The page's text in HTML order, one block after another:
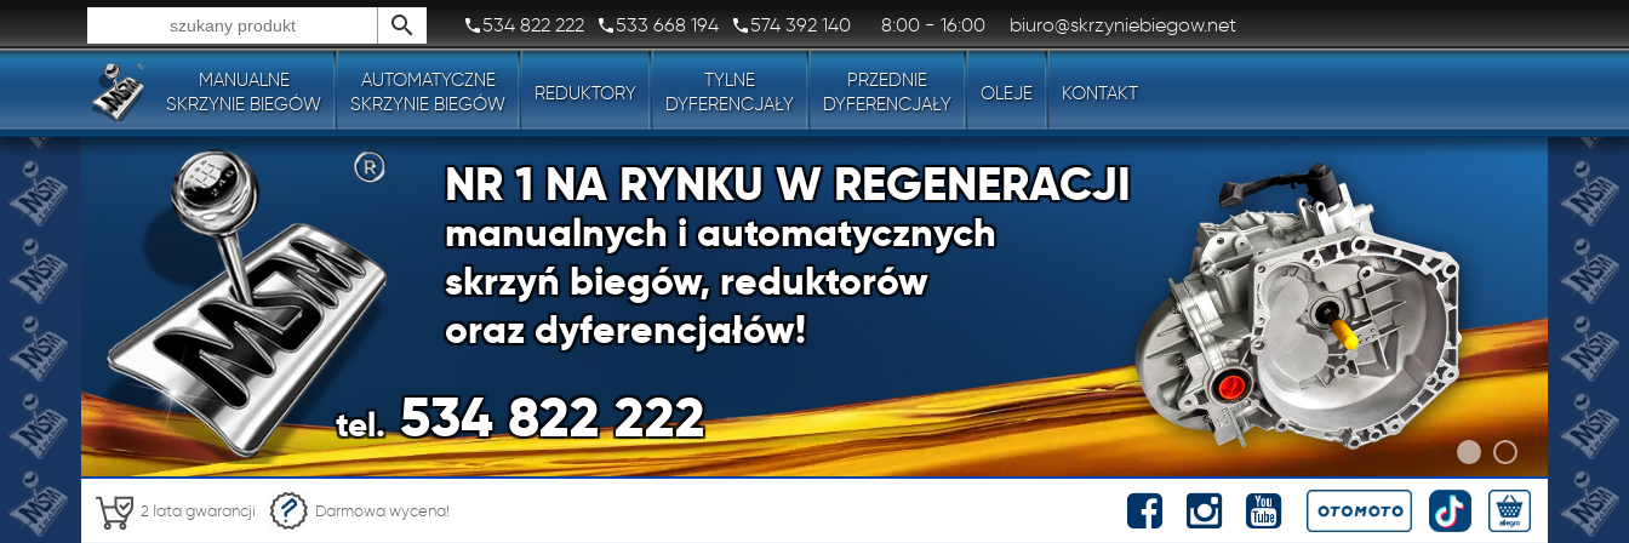
Wszystkie typy produktów!
534 822 222 533 668 194 574 392 140 8:00 - 16:00 biuro@skrzyniebiegow.net
MANUALNE
SKRZYNIE BIEGÓW
AUTOMATYCZNE
SKRZYNIE BIEGÓW
REDUKTORY
TYLNE
DYFERENCJAŁY
PRZEDNIE
DYFERENCJAŁY
OLEJE KONTAKT
tel.534 822 222
NR 1 NA RYNKU W REGENERACJI
manualnych i automatycznych
skrzyń biegów, reduktorów
oraz dyferencjałów!
NR 1 NA RYNKU W REGENERACJI
2 lata gwarancji Darmowa wycena!